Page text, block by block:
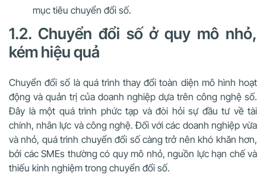
mục tiêu chuyển đổi số.
1.2. Chuyển đổi số ở quy mô nhỏ,
kém hiệu quả
Chuyển đổi số là quá trình thay đổi toàn diện mô hình hoạt
động và quản trị của doanh nghiệp dựa trên công nghệ số.
Đây là một quá trình phức tạp và đòi hỏi sự đầu tư về tài
chính, nhân lực và công nghệ. Đối với các doanh nghiệp vừa
và nhỏ, quá trình chuyển đổi số càng trở nên khó khăn hơn,
bởi các SMEs thường có quy mô nhỏ, nguồn lực hạn chế và
thiếu kinh nghiệm trong chuyển đổi số.